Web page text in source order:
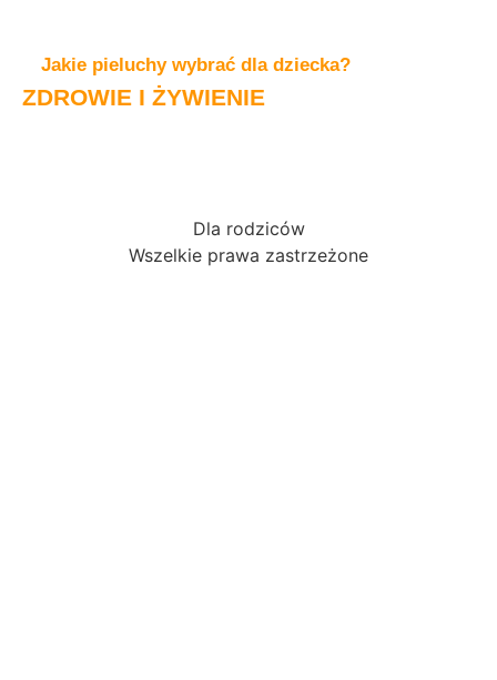
Jakie pieluchy wybrać dla dziecka?
ZDROWIE I ŻYWIENIE
Dla rodziców
Wszelkie prawa zastrzeżone